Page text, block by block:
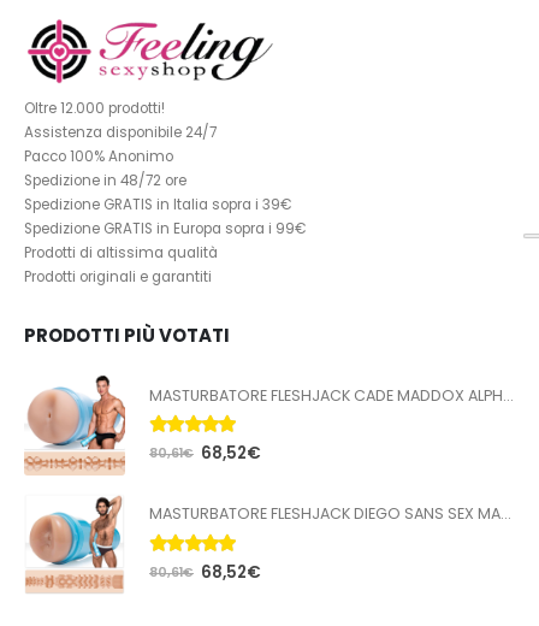
Oltre 12.000 prodotti!
Assistenza disponibile 24/7
Pacco 100% Anonimo
Spedizione in 48/72 ore
Spedizione GRATIS in Italia sopra i 39€
Spedizione GRATIS in Europa sopra i 99€
Prodotti di altissima qualità
Prodotti originali e garantiti
PRODOTTI PIÙ VOTATI
MASTURBATORE FLESHJACK CADE MADDOX ALPHA BUTT
5.00Su 5
80,61€ 68,52€
MASTURBATORE FLESHJACK DIEGO SANS SEX MACHINE BUTT
5.00Su 5
80,61€ 68,52€